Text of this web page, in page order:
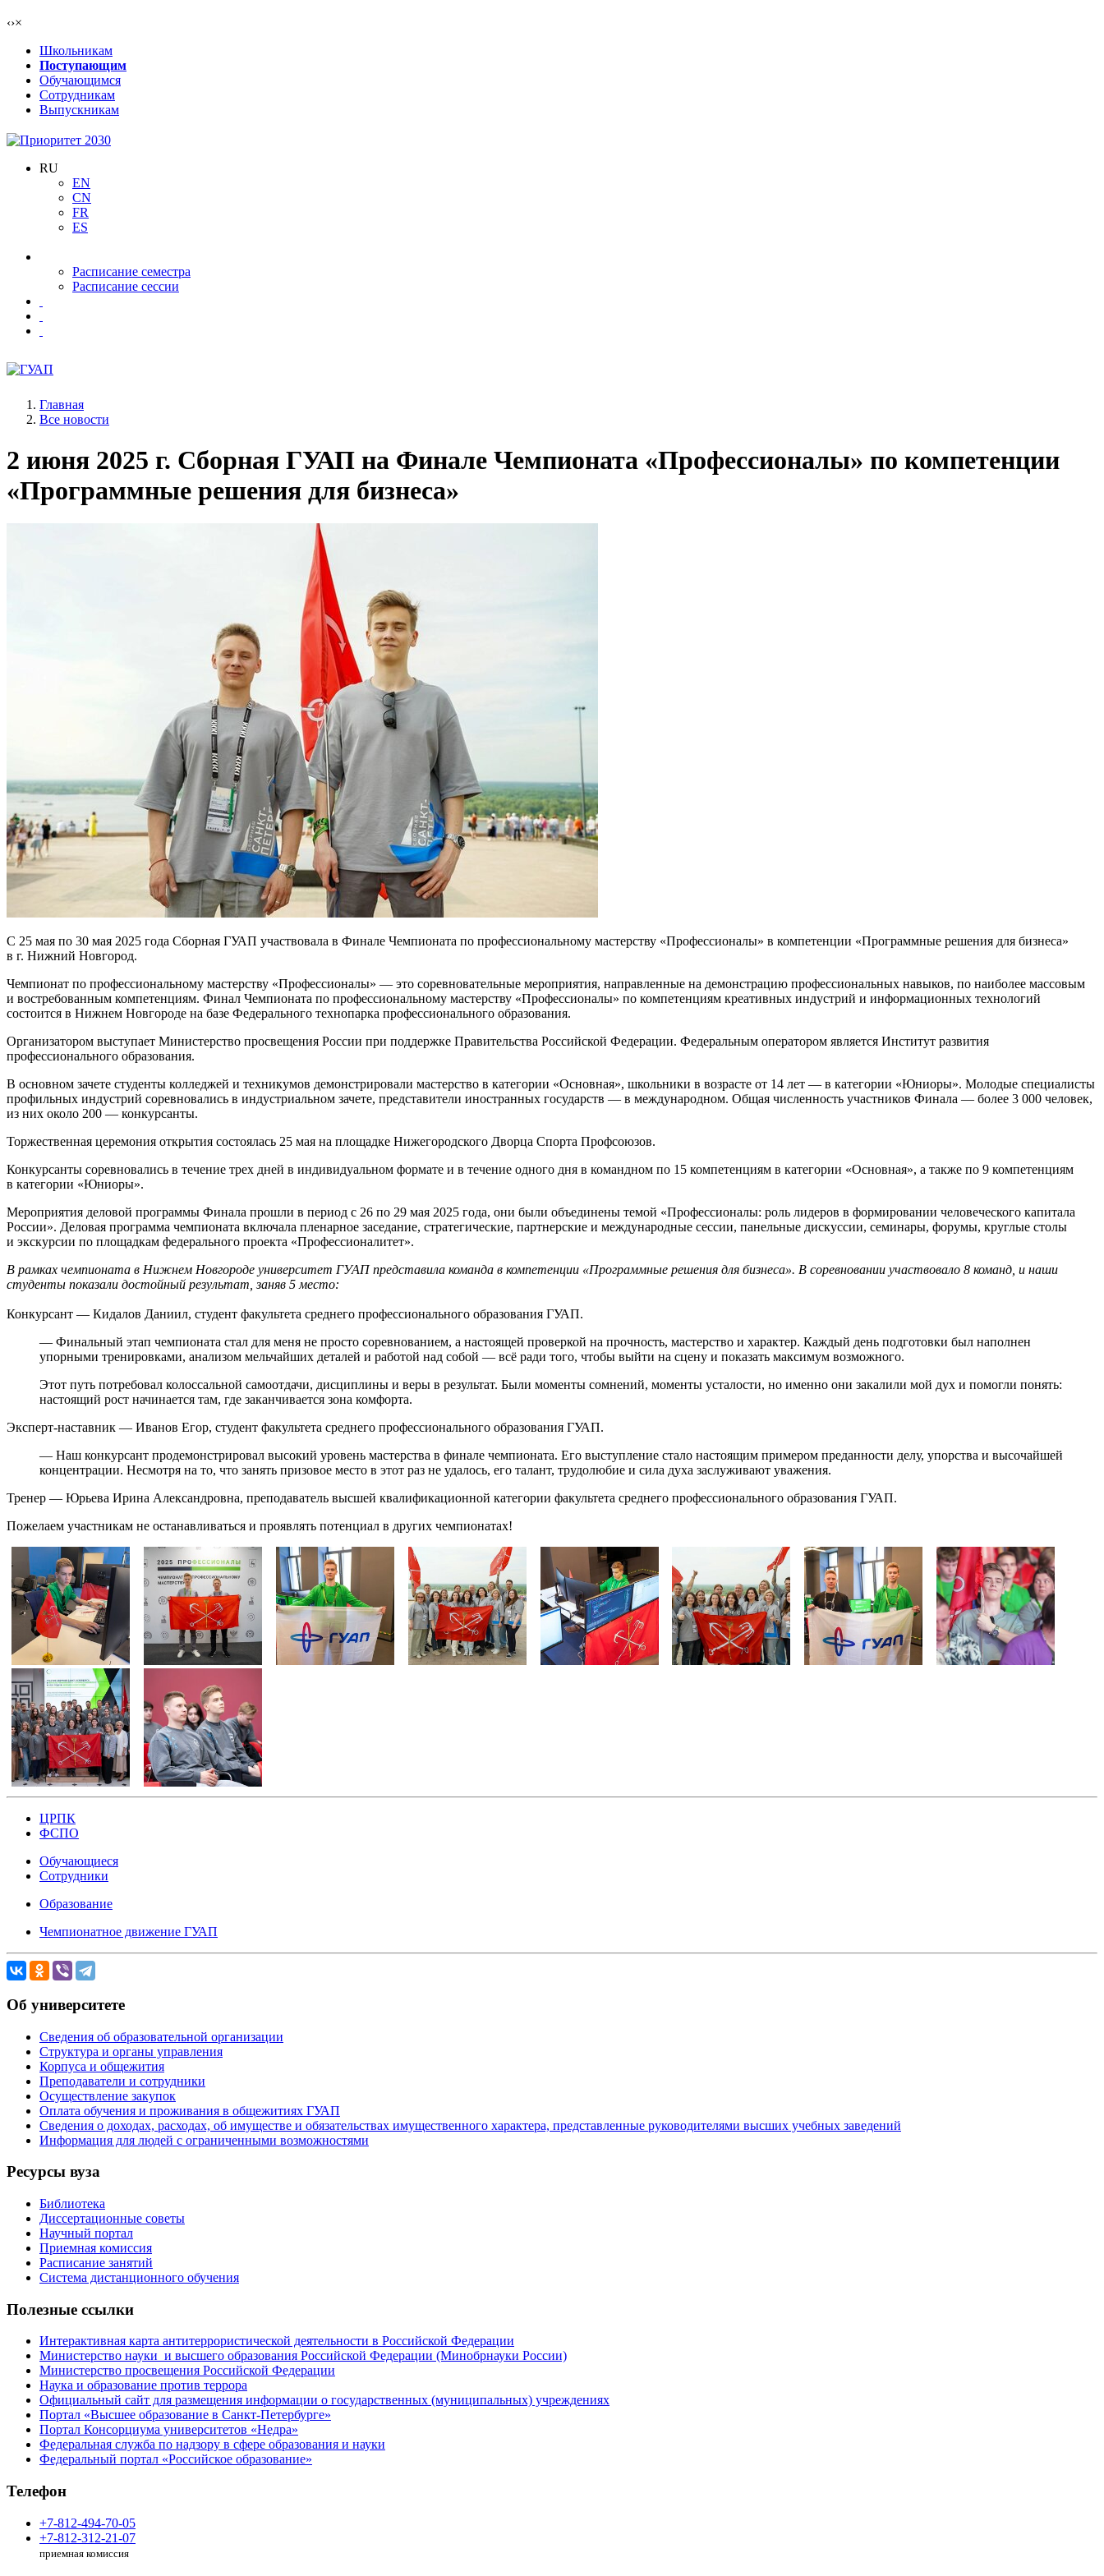
‹›×
Школьникам
Поступающим
Обучающимся
Сотрудникам
Выпускникам
RU
EN
CN
FR
ES
Расписание семестра
Расписание сессии
Главная
Все новости
2 июня 2025 г. Сборная ГУАП на Финале Чемпионата «Профессионалы» по компетенции
«Программные решения для бизнеса»
С 25 мая по 30 мая 2025 года Сборная ГУАП участвовала в Финале Чемпионата по профессиональному мастерству «Профессионалы» в компетенции «Программные решения для бизнеса»
в г. Нижний Новгород.
Чемпионат по профессиональному мастерству «Профессионалы» — это соревновательные мероприятия, направленные на демонстрацию профессиональных навыков, по наиболее массовым
и востребованным компетенциям. Финал Чемпионата по профессиональному мастерству «Профессионалы» по компетенциям креативных индустрий и информационных технологий
состоится в Нижнем Новгороде на базе Федерального технопарка профессионального образования.
Организатором выступает Министерство просвещения России при поддержке Правительства Российской Федерации. Федеральным оператором является Институт развития
профессионального образования.
В основном зачете студенты колледжей и техникумов демонстрировали мастерство в категории «Основная», школьники в возрасте от 14 лет — в категории «Юниоры». Молодые специалисты
профильных индустрий соревновались в индустриальном зачете, представители иностранных государств — в международном. Общая численность участников Финала — более 3 000 человек,
из них около 200 — конкурсанты.
Торжественная церемония открытия состоялась 25 мая на площадке Нижегородского Дворца Спорта Профсоюзов.
Конкурсанты соревновались в течение трех дней в индивидуальном формате и в течение одного дня в командном по 15 компетенциям в категории «Основная», а также по 9 компетенциям
в категории «Юниоры».
Мероприятия деловой программы Финала прошли в период с 26 по 29 мая 2025 года, они были объединены темой «Профессионалы: роль лидеров в формировании человеческого капитала
России». Деловая программа чемпионата включала пленарное заседание, стратегические, партнерские и международные сессии, панельные дискуссии, семинары, форумы, круглые столы
и экскурсии по площадкам федерального проекта «Профессионалитет».
В рамках чемпионата в Нижнем Новгороде университет ГУАП представила команда в компетенции «Программные решения для бизнеса». В соревновании участвовало 8 команд, и наши
студенты показали достойный результат, заняв 5 место:
Конкурсант — Кидалов Даниил, студент факультета среднего профессионального образования ГУАП.
— Финальный этап чемпионата стал для меня не просто соревнованием, а настоящей проверкой на прочность, мастерство и характер. Каждый день подготовки был наполнен
упорными тренировками, анализом мельчайших деталей и работой над собой — всё ради того, чтобы выйти на сцену и показать максимум возможного.
Этот путь потребовал колоссальной самоотдачи, дисциплины и веры в результат. Были моменты сомнений, моменты усталости, но именно они закалили мой дух и помогли понять:
настоящий рост начинается там, где заканчивается зона комфорта.
Эксперт-наставник — Иванов Егор, студент факультета среднего профессионального образования ГУАП.
— Наш конкурсант продемонстрировал высокий уровень мастерства в финале чемпионата. Его выступление стало настоящим примером преданности делу, упорства и высочайшей
концентрации. Несмотря на то, что занять призовое место в этот раз не удалось, его талант, трудолюбие и сила духа заслуживают уважения.
Тренер — Юрьева Ирина Александровна, преподаватель высшей квалификационной категории факультета среднего профессионального образования ГУАП.
Пожелаем участникам не останавливаться и проявлять потенциал в других чемпионатах!
ЦРПК
ФСПО
Обучающиеся
Сотрудники
Образование
Чемпионатное движение ГУАП
Об университете
Сведения об образовательной организации
Структура и органы управления
Корпуса и общежития
Преподаватели и сотрудники
Осуществление закупок
Оплата обучения и проживания в общежитиях ГУАП
Сведения о доходах, расходах, об имуществе и обязательствах имущественного характера, представленные руководителями высших учебных заведений
Информация для людей с ограниченными возможностями
Ресурсы вуза
Библиотека
Диссертационные советы
Научный портал
Приемная комиссия
Расписание занятий
Система дистанционного обучения
Полезные ссылки
Интерактивная карта антитеррористической деятельности в Российской Федерации
Министерство науки и высшего образования Российской Федерации (Минобрнауки России)
Министерство просвещения Российской Федерации
Наука и образование против террора
Официальный сайт для размещения информации о государственных (муниципальных) учреждениях
Портал «Высшее образование в Санкт-Петербурге»
Портал Консорциума университетов «Недра»
Федеральная служба по надзору в сфере образования и науки
Федеральный портал «Российское образование»
Телефон
+7-812-494-70-05
+7-812-312-21-07
приемная комиссия